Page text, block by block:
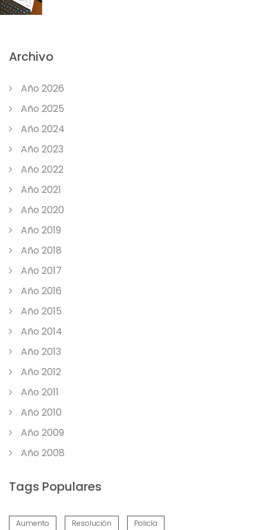
Archivo
Año 2026
Año 2025
Año 2024
Año 2023
Año 2022
Año 2021
Año 2020
Año 2019
Año 2018
Año 2017
Año 2016
Año 2015
Año 2014
Año 2013
Año 2012
Año 2011
Año 2010
Año 2009
Año 2008
Tags Populares
Aumento Resolución Policía